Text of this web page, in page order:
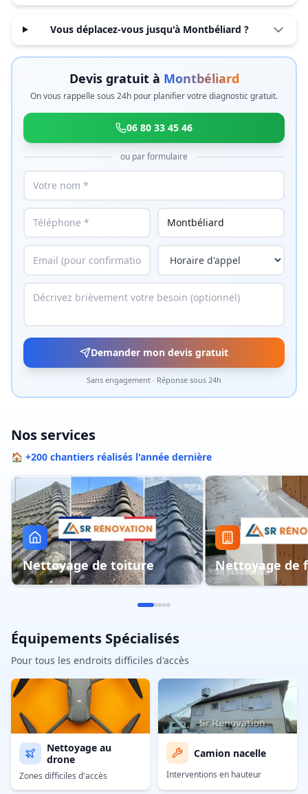
Vous déplacez-vous jusqu'à Montbéliard ?
Devis gratuit à Montbéliard
On vous rappelle sous 24h pour planifier votre diagnostic gratuit.
06 80 33 45 46
ou par formulaire
Demander mon devis gratuit
Sans engagement · Réponse sous 24h
Nos services
🏠 +200 chantiers réalisés l'année dernière
Nettoyage de toiture Nettoyage de
Équipements Spécialisés
Pour tous les endroits difficiles d'accès
Nettoyage au
drone
Zones difficiles d'accès
Camion nacelle
Interventions en hauteur